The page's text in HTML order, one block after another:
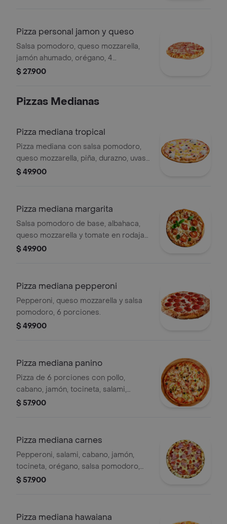
Pizza personal jamon y queso
Salsa pomodoro, queso mozzarella,
jamón ahumado, orégano, 4
porciones.
$ 27.900
Pizzas Medianas
Pizza mediana tropical
Pizza mediana con salsa pomodoro,
queso mozzarella, piña, durazno, uvas
pasas, cerezas y crema chantilly.
$ 49.900
Pizza mediana margarita
Salsa pomodoro de base, albahaca,
queso mozzarella y tomate en rodajas,
6 porciones.
$ 49.900
Pizza mediana pepperoni
Pepperoni, queso mozzarella y salsa
pomodoro, 6 porciones.
$ 49.900
Pizza mediana panino
Pizza de 6 porciones con pollo,
cabano, jamón, tocineta, salami,
pepperoni, champiñón, aceituna,
orégano.
$ 57.900
Pizza mediana carnes
Pepperoni, salami, cabano, jamón,
tocineta, orégano, salsa pomodoro,
queso mozzarella, 6 porciones.
$ 57.900
Pizza mediana hawaiana